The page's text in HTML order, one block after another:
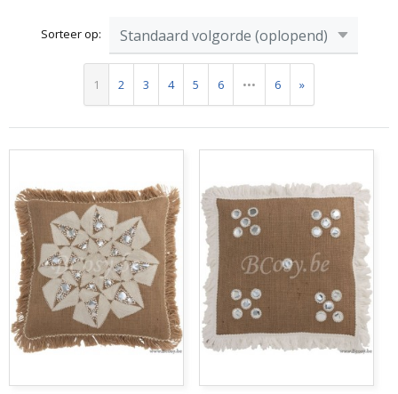
Sorteer op:
1 2 3 4 5 6 ••• 6 »